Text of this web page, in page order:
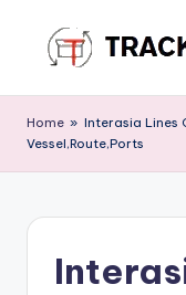
content
r
a
M
Home » Interasia Lines
Vessel,Route,Ports